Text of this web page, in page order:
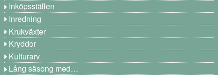
Inköpsställen
Inredning
Krukväxter
Kryddor
Kulturarv
Lång säsong med…